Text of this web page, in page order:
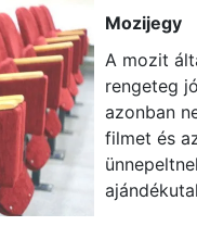
Mozijegy
A mozit
rengeteg
azonban
filmet és